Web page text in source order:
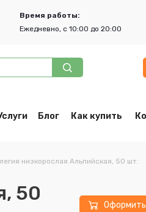
Время работы:
Ежедневно, с 10:00 до 20:00
Блог Как купить
низкорослая Альпийская, 50 шт.
50
Оформить